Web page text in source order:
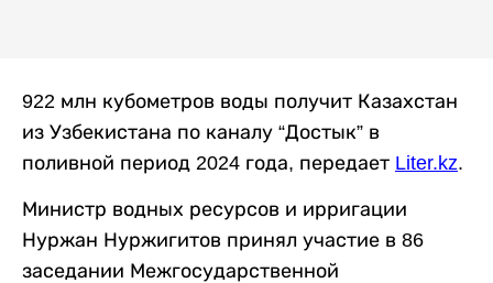
922 млн кубометров воды получит Казахстан
из Узбекистана по каналу “Достык” в
поливной период 2024 года, передает Liter.kz.
Министр водных ресурсов и ирригации
Нуржан Нуржигитов принял участие в 86
заседании Межгосударственной